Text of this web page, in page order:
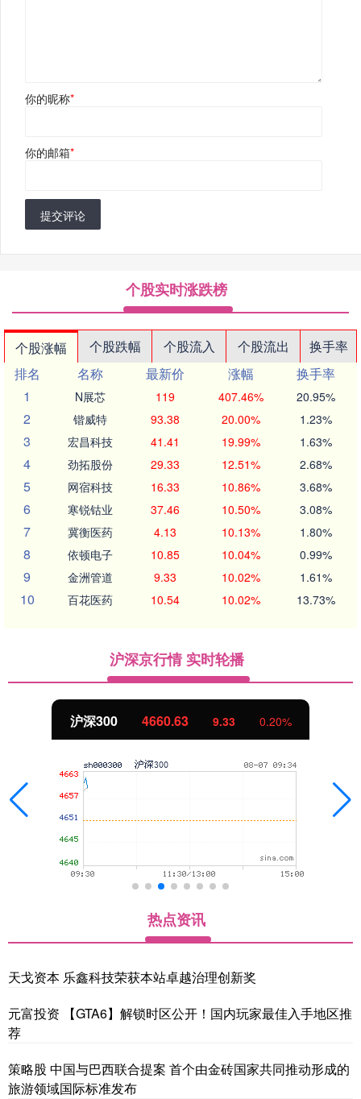
你的昵称*
你的邮箱*
提交评论
个股实时涨跌榜
个股涨幅 个股跌幅 个股流入 个股流出
换手率
排名
名称 最新价 涨幅
换手率
1
N展芯 119 407.46% 20.95%
2 锴威特 93.38 20.00% 1.23%
3 宏昌科技 41.41 19.99% 1.63%
4 劲拓股份 29.33 12.51% 2.68%
5 网宿科技 16.33 10.86% 3.68%
6 寒锐钴业 37.46 10.50% 3.08%
7 冀衡医药 4.13 10.13% 1.80%
8 依顿电子 10.85 10.04% 0.99%
9 金洲管道 9.33 10.02% 1.61%
10 百花医药 10.54 10.02% 13.73%
沪深京行情 实时轮播
沪深300 4660.63 9.33 0.20%
热点资讯
天戈资本 乐鑫科技荣获本站卓越治理创新奖
元富投资 【GTA6】解锁时区公开！国内玩家最佳入手地区推
荐
策略股 中国与巴西联合提案 首个由金砖国家共同推动形成的
旅游领域国际标准发布